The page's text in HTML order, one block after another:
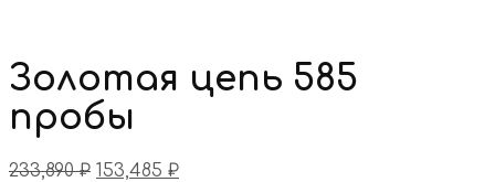
Золотая цепь 585
пробы
233,890₽ 153,485 ₽